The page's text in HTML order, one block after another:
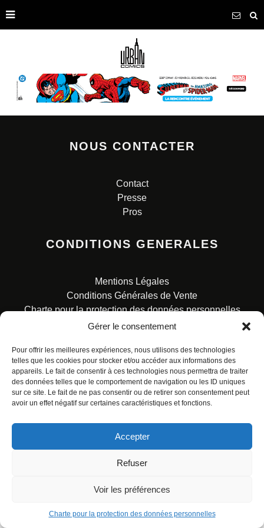
Gérer le consentement
Pour offrir les meilleures expériences, nous utilisons des technologies
telles que les cookies pour stocker et/ou accéder aux informations des
appareils. Le fait de consentir à ces technologies nous permettra de traiter
des données telles que le comportement de navigation ou les ID uniques
sur ce site. Le fait de ne pas consentir ou de retirer son consentement peut
avoir un effet négatif sur certaines caractéristiques et fonctions.
Accepter
Refuser
Voir les préférences
Charte pour la protection des données personnelles
NOUS CONTACTER
Contact
Presse
Pros
CONDITIONS GENERALES
Mentions Légales
Conditions Générales de Vente
Charte pour la protection des données personnelles
© ALL RIGHTS RESERVED. URBAN COMICS POUR LES
ÉDITIONS FRANÇAISES.